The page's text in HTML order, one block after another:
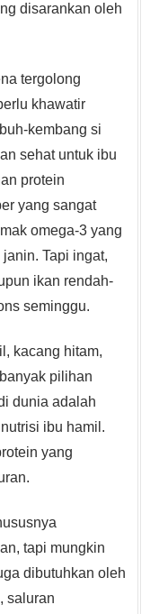
disarankan oleh
tergolong
khawatir
kembang si
sehat untuk ibu
protein
yang sangat
omega-3 yang
Tapi ingat,
ikan rendah-
seminggu.
kacang hitam,
pilihan
dunia adalah
ibu hamil.
yang
tapi mungkin
dibutuhkan oleh
saluran